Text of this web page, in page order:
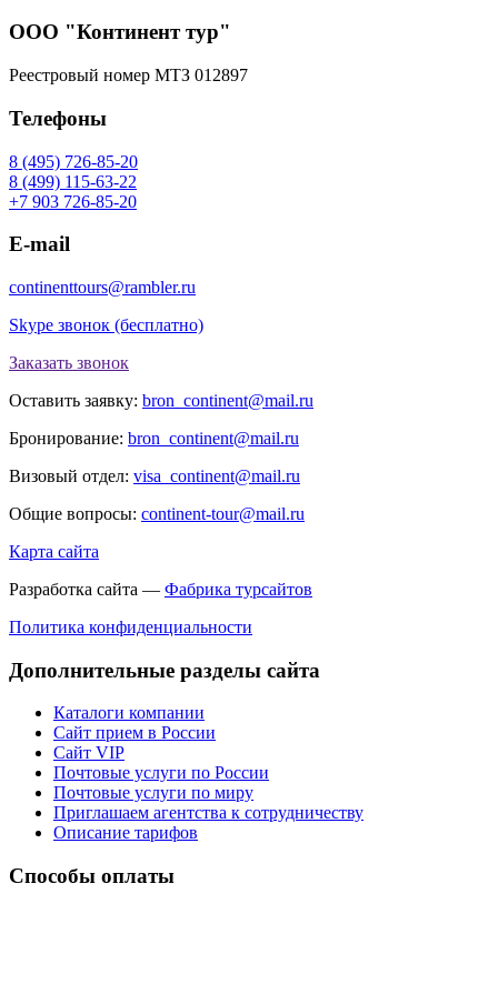
ООО "Континент тур"
Реестровый номер МТЗ 012897
Телефоны
8 (495) 726-85-20
8 (499) 115-63-22
+7 903 726-85-20
E-mail
continenttours@rambler.ru
Skype звонок (бесплатно)
Заказать звонок
Оставить заявку: bron_continent@mail.ru
Бронирование: bron_continent@mail.ru
Визовый отдел: visa_continent@mail.ru
Общие вопросы: continent-tour@mail.ru
Карта сайта
Разработка сайта — Фабрика турсайтов
Политика конфиденциальности
Дополнительные разделы сайта
Каталоги компании
Сайт прием в России
Сайт VIP
Почтовые услуги по России
Почтовые услуги по миру
Приглашаем агентства к сотрудничеству
Описание тарифов
Способы оплаты